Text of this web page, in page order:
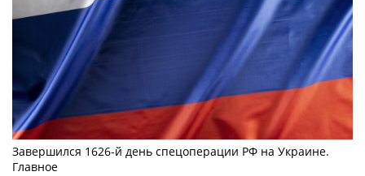
Завершился 1626-й день спецоперации РФ на Украине.
Главное